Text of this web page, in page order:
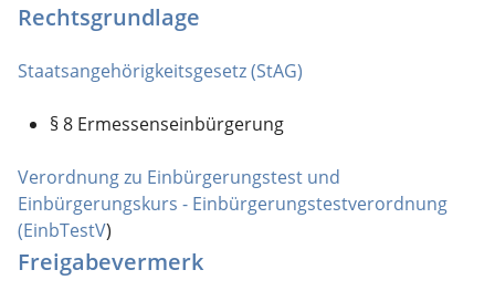
Rechtsgrundlage
Staatsangehörigkeitsgesetz (StAG)
§ 8 Ermessenseinbürgerung
Verordnung zu Einbürgerungstest und
Einbürgerungskurs - Einbürgerungstestverordnung
(EinbTestV)
Freigabevermerk